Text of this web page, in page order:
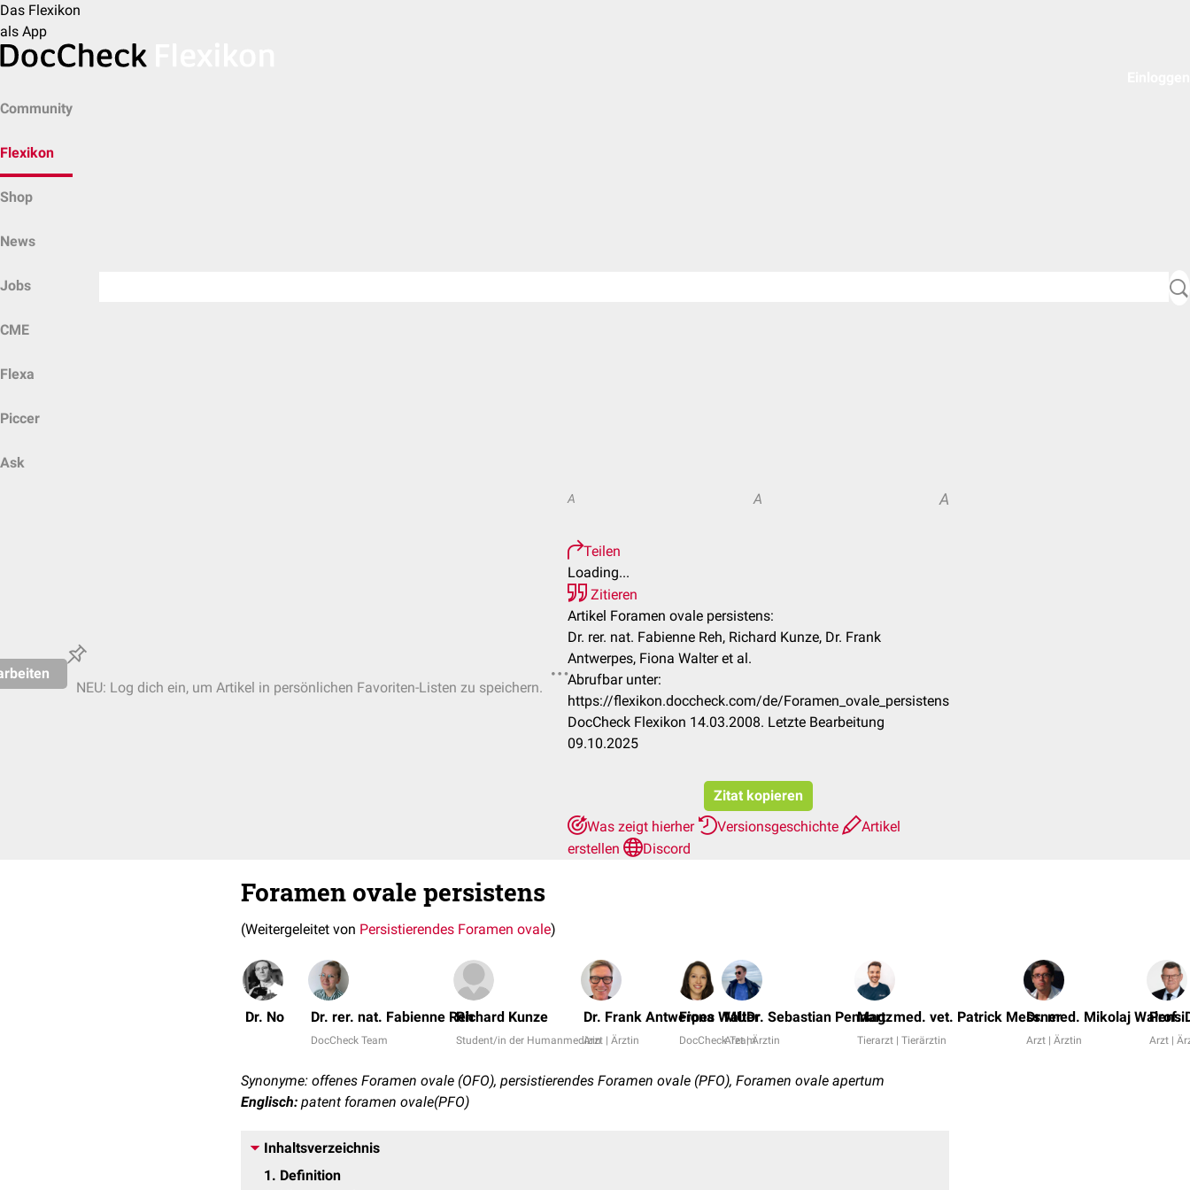
Das Flexikon
als App
Community
Flexikon
Shop
News
Jobs
CME
Flexa
Piccer
Ask
NEU: Log dich ein, um Artikel in persönlichen Favoriten-Listen zu speichern.
A A A
Teilen
Loading...
Zitieren
Artikel Foramen ovale persistens:
Dr. rer. nat. Fabienne Reh, Richard Kunze, Dr. Frank
Antwerpes, Fiona Walter et al.
Abrufbar unter:
https://flexikon.doccheck.com/de/Foramen_ovale_persistens
DocCheck Flexikon 14.03.2008. Letzte Bearbeitung
09.10.2025
Zitat kopieren
Was zeigt hierher
Versionsgeschichte
Artikel
erstellen
Discord
Foramen ovale persistens
(Weitergeleitet von Persistierendes Foramen ovale)
Dr. No Dr. rer. nat. Fabienne Reh
DocCheck Team
Richard Kunze
Student/in der Humanmedizin
Dr. Frank Antwerpes
Arzt | Ärztin
Fiona Walter
DocCheck Team
MUDr. Sebastian Pennartz
Arzt | Ärztin
Mag. med. vet. Patrick Messner
Tierarzt | Tierärztin
Dr. med. Mikolaj Walensi
Arzt | Ärztin
Prof.
Arzt |
Synonyme: offenes Foramen ovale (OFO), persistierendes Foramen ovale (PFO), Foramen ovale apertum
Englisch: patent foramen ovale(PFO)
Inhaltsverzeichnis
1
Definition